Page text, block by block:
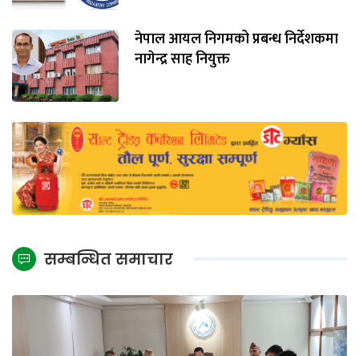
नेपाल आयल निगमको प्रबन्ध निर्देशकमा
नागेन्द्र साह नियुक्त
सम्बन्धित समाचार